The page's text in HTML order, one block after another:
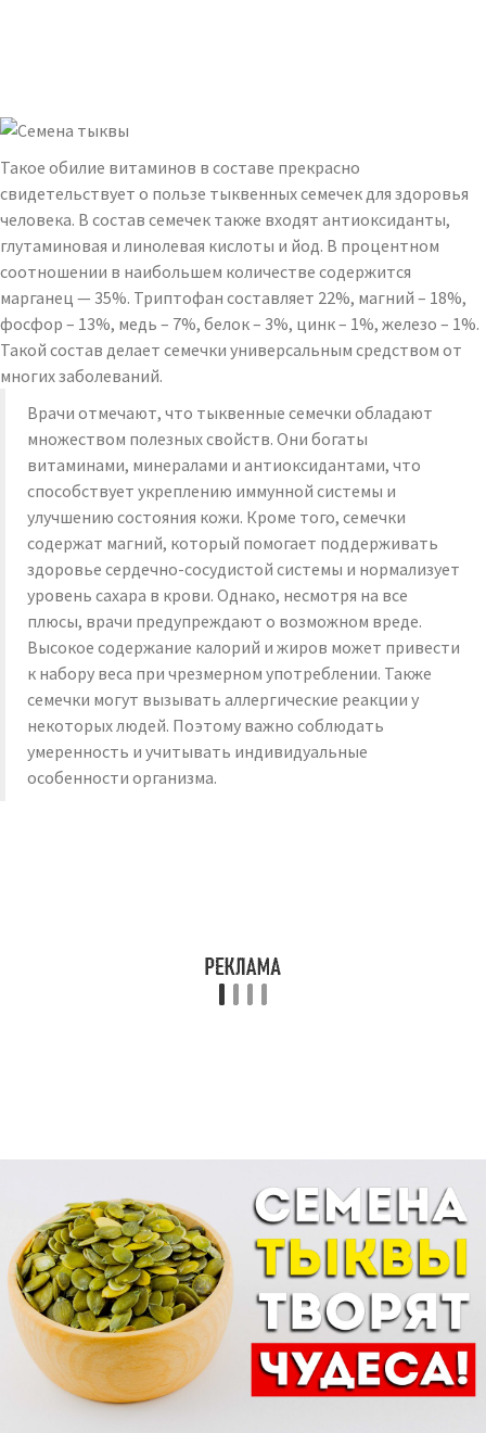
Такое обилие витаминов в составе прекрасно
свидетельствует о пользе тыквенных семечек для здоровья
человека. В состав семечек также входят антиоксиданты,
глутаминовая и линолевая кислоты и йод. В процентном
соотношении в наибольшем количестве содержится
марганец — 35%. Триптофан составляет 22%, магний – 18%,
фосфор – 13%, медь – 7%, белок – 3%, цинк – 1%, железо – 1%.
Такой состав делает семечки универсальным средством от
многих заболеваний.
Врачи отмечают, что тыквенные семечки обладают
множеством полезных свойств. Они богаты
витаминами, минералами и антиоксидантами, что
способствует укреплению иммунной системы и
улучшению состояния кожи. Кроме того, семечки
содержат магний, который помогает поддерживать
здоровье сердечно-сосудистой системы и нормализует
уровень сахара в крови. Однако, несмотря на все
плюсы, врачи предупреждают о возможном вреде.
Высокое содержание калорий и жиров может привести
к набору веса при чрезмерном употреблении. Также
семечки могут вызывать аллергические реакции у
некоторых людей. Поэтому важно соблюдать
умеренность и учитывать индивидуальные
особенности организма.